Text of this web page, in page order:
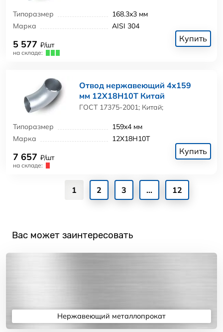
Типоразмер
168.3x3 мм
Марка
AISI 304
5 577 ₽/шт
на складе:
Купить
Отвод нержавеющий 4x159
мм 12Х18Н10Т Китай
ГОСТ 17375-2001; Китай;
Типоразмер
159x4 мм
Марка
12Х18Н10Т
7 657 ₽/шт
на складе:
Купить
1 2 3 ... 12
Вас может заинтересовать
Нержавеющий металлопрокат
Подробнее